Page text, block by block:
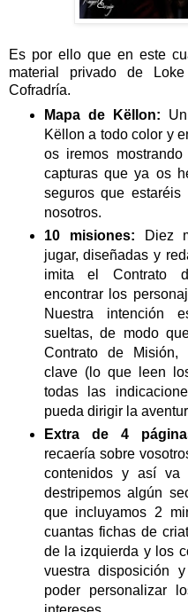
Es por ello que en este
material privado de
Cofradría.
Mapa de Këllon:
Këllon a todo color y
os iremos
capturas que ya os
seguros que
nosotros.
10 misiones: Diez
jugar, diseñadas y
imita el Contrato
encontrar los
Nuestra intención
sueltas, de modo
Contrato de Misión,
clave (lo que leen
todas las
pueda dirigir la
Extra de 4
recaería sobre
contenidos y así va
destripemos algún
que incluyamos 2
cuantas fichas de
de la izquierda y los
vuestra disposición
poder personalizar